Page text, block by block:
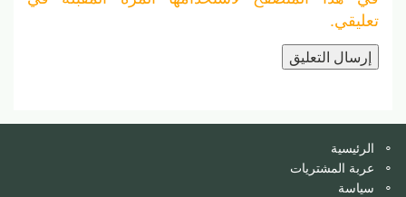
تعليقي.
الرئيسية
عربة المشتريات
سياسة